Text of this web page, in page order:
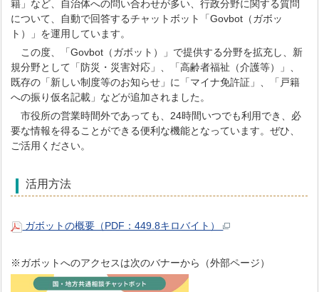
籍」など、自治体への問い合わせが多い、行政分野に関する質問
について、自動で回答するチャットボット「Govbot（ガボッ
ト）」を運用しています。
この度、「Govbot（ガボット）」で提供する分野を拡充し、新
規分野として「防災・災害対応」、「高齢者福祉（介護等）」、
既存の「新しい制度等のお知らせ」に「マイナ免許証」、「戸籍
への振り仮名記載」などが追加されました。
市役所の営業時間外であっても、24時間いつでも利用でき、必
要な情報を得ることができる便利な機能となっています。ぜひ、
ご活用ください。
活用方法
ガボットの概要（PDF：449.8キロバイト）
※ガボットへのアクセスは次のバナーから（外部ページ）